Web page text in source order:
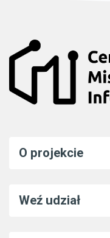
O projekcie
Weź udział